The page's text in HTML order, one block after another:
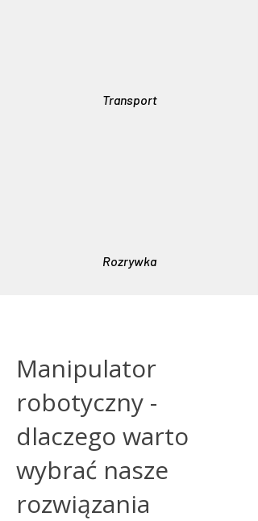
Transport
Rozrywka
Manipulator
robotyczny -
dlaczego warto
wybrać nasze
rozwiązania